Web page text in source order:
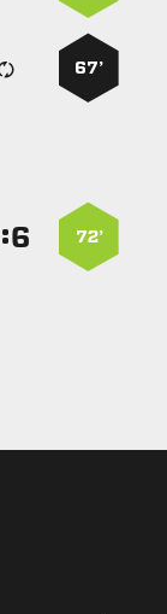
67’
72’
: